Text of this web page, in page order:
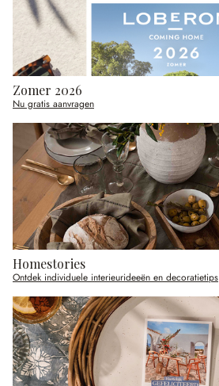
Zomer 2026
Nu gratis aanvragen
Homestories
Ontdek individuele interieurideeën en decoratietips